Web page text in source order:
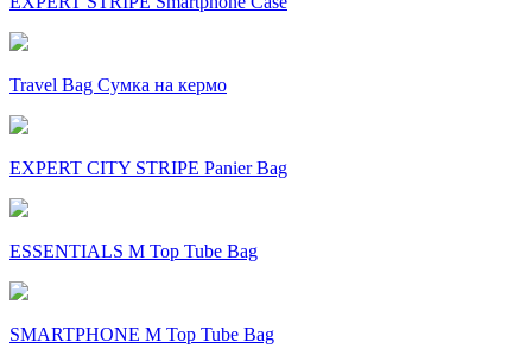
Travel Bag Сумка на кермо
EXPERT CITY STRIPE Panier Bag
ESSENTIALS M Top Tube Bag
SMARTPHONE M Top Tube Bag